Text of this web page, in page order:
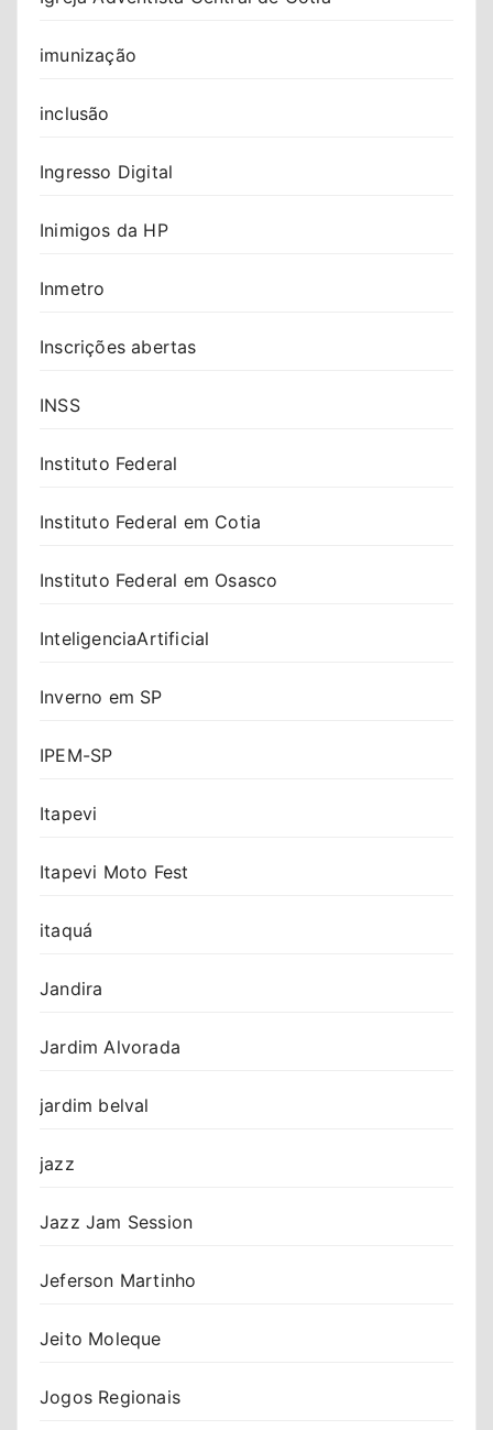
imunização
inclusão
Ingresso Digital
Inimigos da HP
Inmetro
Inscrições abertas
INSS
Instituto Federal
Instituto Federal em Cotia
Instituto Federal em Osasco
InteligenciaArtificial
Inverno em SP
IPEM-SP
Itapevi
Itapevi Moto Fest
itaquá
Jandira
Jardim Alvorada
jardim belval
jazz
Jazz Jam Session
Jeferson Martinho
Jeito Moleque
Jogos Regionais